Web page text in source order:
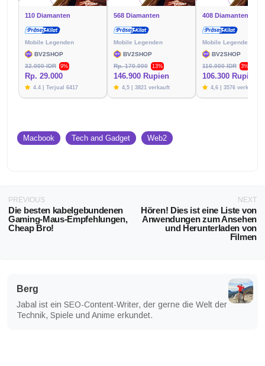
110 Diamanten
Mobile Legenden
BV2SHOP
32.000 IDR
9%
Rp. 29.000
4.4 | Terjual 6417
568 Diamanten
Mobile Legenden
BV2SHOP
Rp. 170.000
13%
146.900 Rupien
4,5 | 3821 verkauft
408 Diamanten
Mobile Legenden
BV2SHOP
110.000 IDR
3%
106.300 Rupien
4,6 | 3576 verkauft
Macbook Tech and Gadget Web2
PREVIOUS
Die besten kabelgebundenen
Gaming-Maus-Empfehlungen,
Cheap Bro!
NEXT
Hören! Dies ist eine Liste von
Anwendungen zum Ansehen
und Herunterladen von
Filmen
Berg
Jabal ist ein SEO-Content-Writer, der gerne die Welt der
Technik, Spiele und Anime erkundet.